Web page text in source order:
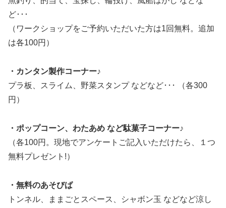
ど･･･
（ワークショップをご予約いただいた方は1回無料。追加
は各100円）
・カンタン製作コーナー♪
プラ板、スライム、野菜スタンプ などなど･･･ （各300
円）
・ポップコーン、わたあめ など駄菓子コーナー♪
（各100円。現地でアンケートご記入いただけたら、１つ
無料プレゼント!）
・無料のあそびば
トンネル、ままごとスペース、シャボン玉 などなど涼し